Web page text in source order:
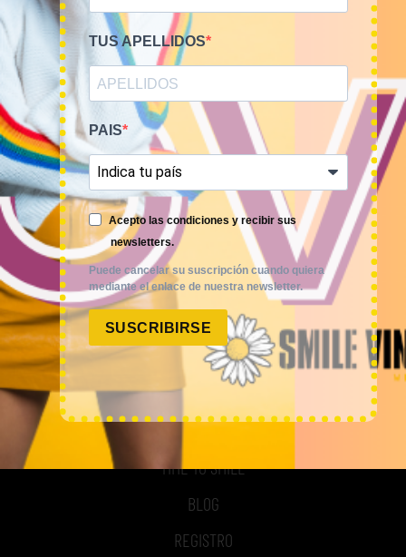
Smile Vintage es una empresa mayorista con una amplia
trayectoria internacional que cuenta con un equipo
experimentado y especializado en el sector de la moda.
MI CUENTA
ACCESO A MI CUENTA
NOSOTROS
TIME TO SMILE
BLOG
REGISTRO
TUS APELLIDOS
PAIS
Acepto las condiciones y recibir sus
newsletters.
Puede cancelar su suscripción cuando quiera
mediante el enlace de nuestra newsletter.
SUSCRIBIRSE